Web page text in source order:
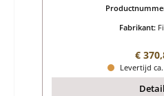
Fabrikant:
€
Levertijd